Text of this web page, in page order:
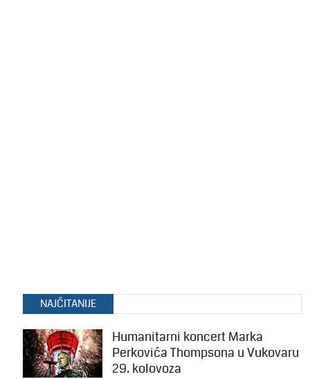
NAJČITANIJE
Humanitarni koncert Marka
Perkovića Thompsona u Vukovaru
29. kolovoza